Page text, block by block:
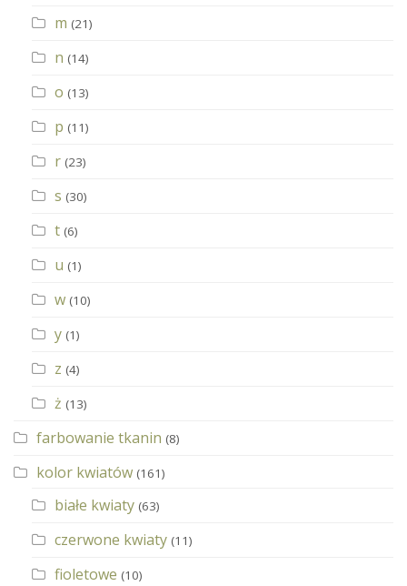
m (21)
n (14)
o (13)
p (11)
r (23)
s (30)
t (6)
u (1)
w (10)
y (1)
z (4)
ż (13)
farbowanie tkanin (8)
kolor kwiatów (161)
białe kwiaty (63)
czerwone kwiaty (11)
fioletowe (10)